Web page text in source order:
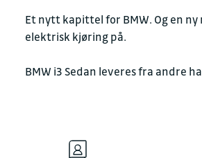
Et nytt kapittel for BMW. Og en ny
elektrisk kjøring på.
BMW i3 Sedan leveres fra andre